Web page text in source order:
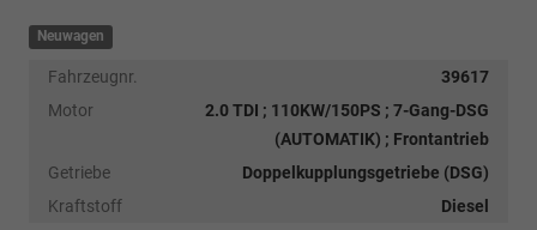
Neuwagen
Fahrzeugnr.
39617
Motor
2.0 TDI ; 110KW/150PS ; 7-Gang-DSG
(AUTOMATIK) ; Frontantrieb
Getriebe
Doppelkupplungsgetriebe (DSG)
Kraftstoff
Diesel